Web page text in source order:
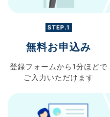
STEP.1
無料お申込み
登録フォームから 1分ほどで
ご入力 いただけます